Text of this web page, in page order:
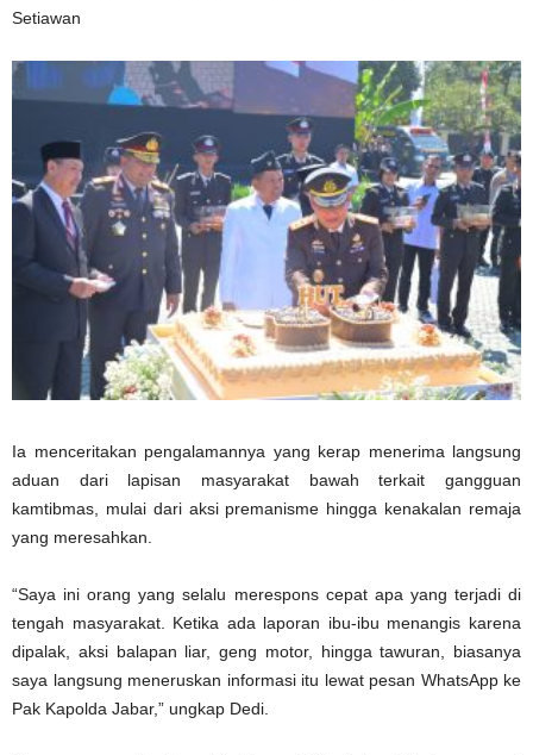
Setiawan
Ia menceritakan pengalamannya yang kerap menerima langsung
aduan dari lapisan masyarakat bawah terkait gangguan
kamtibmas, mulai dari aksi premanisme hingga kenakalan remaja
yang meresahkan.
“Saya ini orang yang selalu merespons cepat apa yang terjadi di
tengah masyarakat. Ketika ada laporan ibu-ibu menangis karena
dipalak, aksi balapan liar, geng motor, hingga tawuran, biasanya
saya langsung meneruskan informasi itu lewat pesan WhatsApp ke
Pak Kapolda Jabar,” ungkap Dedi.